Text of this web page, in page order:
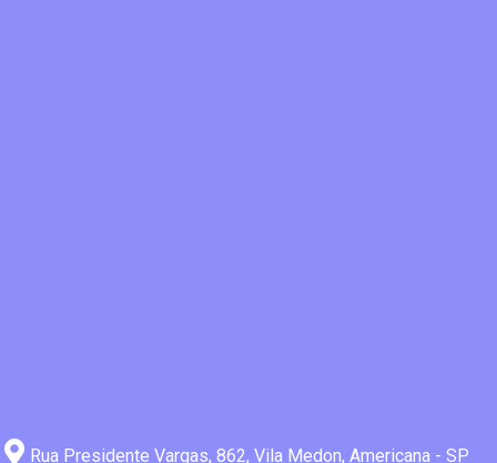
Rua Presidente Vargas, 862, Vila Medon, Americana - SP